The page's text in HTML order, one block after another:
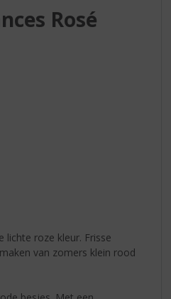
Rosé
lichte roze kleur. Frisse
van zomers klein rood